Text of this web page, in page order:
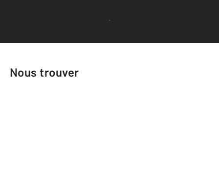
Voir tous les avis clients
Nous trouver